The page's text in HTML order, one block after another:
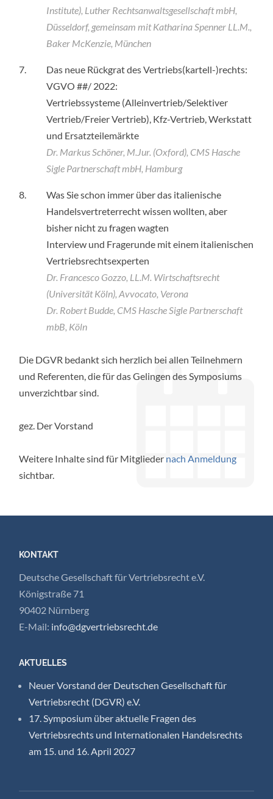
Institute), Luther Rechtsanwaltsgesellschaft mbH,
Düsseldorf, gemeinsam mit Katharina Spenner LL.M.,
Baker McKenzie, München
7.
Das neue Rückgrat des Vertriebs(kartell-)rechts:
VGVO ##/ 2022:
Vertriebssysteme (Alleinvertrieb/Selektiver
Vertrieb/Freier Vertrieb), Kfz-Vertrieb, Werkstatt
und Ersatzteilemärkte
Dr. Markus Schöner, M.Jur. (Oxford), CMS Hasche
Sigle Partnerschaft mbH, Hamburg
8.
Was Sie schon immer über das italienische
Handelsvertreterrecht wissen wollten, aber
bisher nicht zu fragen wagten
Interview und Fragerunde mit einem italienischen
Vertriebsrechtsexperten
Dr. Francesco Gozzo, LL.M. Wirtschaftsrecht
(Universität Köln), Avvocato, Verona
Dr. Robert Budde, CMS Hasche Sigle Partnerschaft
mbB, Köln
Die DGVR bedankt sich herzlich bei allen Teilnehmern
und Referenten, die für das Gelingen des Symposiums
unverzichtbar sind.
gez. Der Vorstand
Weitere Inhalte sind für Mitglieder nach Anmeldung
sichtbar.
KONTAKT
Deutsche Gesellschaft für Vertriebsrecht e.V.
Königstraße 71
90402 Nürnberg
E-Mail: info@dgvertriebsrecht.de
AKTUELLES
Neuer Vorstand der Deutschen Gesellschaft für
Vertriebsrecht (DGVR) e.V.
17. Symposium über aktuelle Fragen des
Vertriebsrechts und Internationalen Handelsrechts
am 15. und 16. April 2027